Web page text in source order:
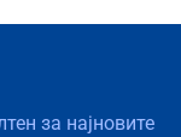
за најновите